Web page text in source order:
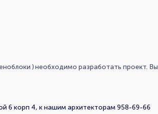
) необходимо разработать проект. Вы
6 корп 4, к нашим архитекторам 958-69-66